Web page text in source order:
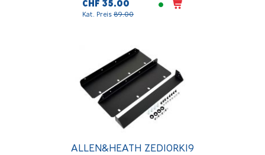
CHF 35.00
Kat. Preis 89.00
ALLEN&HEATH ZED10RK19